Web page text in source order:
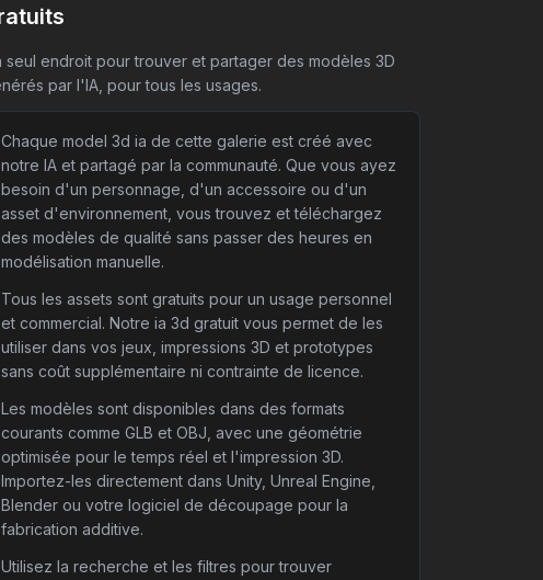
seul endroit pour trouver et partager des modèles 3D
par l'IA, pour tous les usages.
Chaque model 3d ia de cette galerie est créé avec
notre IA et partagé par la communauté. Que vous ayez
besoin d'un personnage, d'un accessoire ou d'un
asset d'environnement, vous trouvez et téléchargez
des modèles de qualité sans passer des heures en
modélisation manuelle.
Tous les assets sont gratuits pour un usage personnel
et commercial. Notre ia 3d gratuit vous permet de les
utiliser dans vos jeux, impressions 3D et prototypes
sans coût supplémentaire ni contrainte de licence.
Les modèles sont disponibles dans des formats
courants comme GLB et OBJ, avec une géométrie
optimisée pour le temps réel et l'impression 3D.
Importez-les directement dans Unity, Unreal Engine,
Blender ou votre logiciel de découpage pour la
fabrication additive.
Utilisez la recherche et les filtres pour trouver